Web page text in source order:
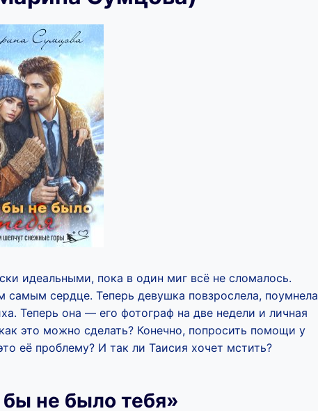
идеальными, пока в один миг всё не сломалось.
сердце. Теперь девушка повзрослела, поумнела
Теперь она — его фотограф на две недели и личная
это можно сделать? Конечно, попросить помощи у
её проблему? И так ли Таисия хочет мстить?
не было тебя»